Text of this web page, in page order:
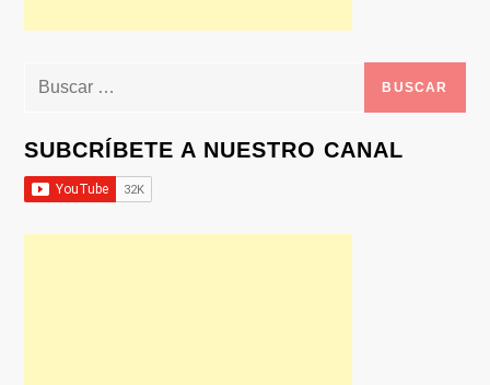
Buscar:
SUBCRÍBETE A NUESTRO CANAL